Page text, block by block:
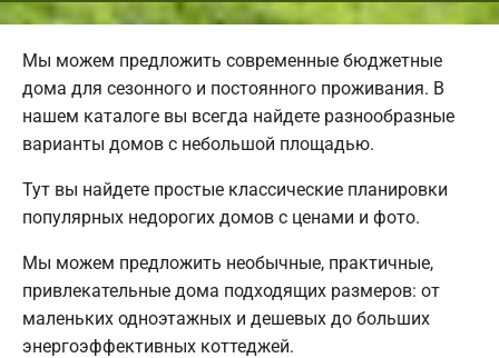
Мы можем предложить современные бюджетные
дома для сезонного и постоянного проживания. В
нашем каталоге вы всегда найдете разнообразные
варианты домов с небольшой площадью.
Тут вы найдете простые классические планировки
популярных недорогих домов с ценами и фото.
Мы можем предложить необычные, практичные,
привлекательные дома подходящих размеров: от
маленьких одноэтажных и дешевых до больших
энергоэффективных коттеджей.